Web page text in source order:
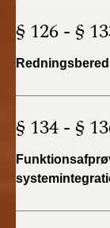
§ 126 - §
§ 134 - §